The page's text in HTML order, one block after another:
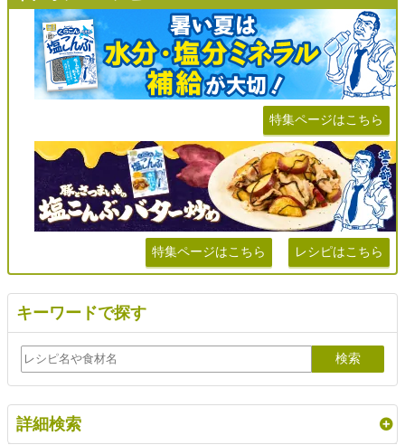
特集ページはこちら
特集ページはこちら レシピはこちら
キーワードで探す
詳細検索